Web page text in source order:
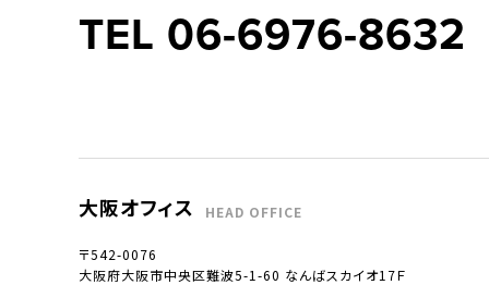
TEL 06-6976-8632
大阪オフィス HEAD OFFICE
〒542-0076
大阪府大阪市中央区難波5-1-60 なんばスカイオ17Ｆ